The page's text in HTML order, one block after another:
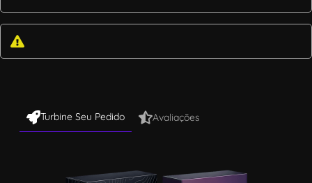
Turbine Seu Pedido Avaliações